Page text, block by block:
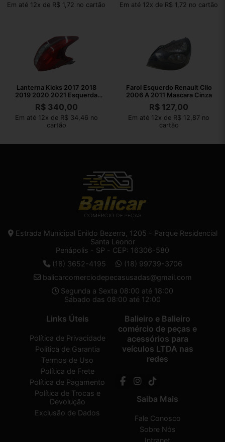
Em até 12x de R$ 1,72 no cartão Em até 12x de R$ 1,72 no cartão
Lanterna Kicks 2017 2018
2019 2020 2021 Esquerda
Original
R$340,00
Em até 12x de R$ 34,46 no
cartão
Farol Esquerdo Renault Clio
2006 A 2011 Mascara Cinza
R$ 127,00
Em até 12x de R$ 12,87 no
cartão
Estrada Municipal Enildo Bezerra, 1205 - Parque Residencial
Santa Leonor
Penápolis - SP - CEP: 16306-580
(18) 3652-4195
(18) 99739-3706
balicarcomerciodepecasusadas@gmail.com
Segunda a Sexta 08:00 até 18:00
Sábado das 08:00 até 12:00
Links Úteis
Política de Privacidade
Política de Garantia
Termos de Uso
Política de Frete
Política de Pagamento
Política de Trocas e
Devolução
Exclusão de Dados
Balieiro e Balieiro
comércio de peças e
acessórios para
veículos LTDA nas
redes
Saiba Mais
Fale Conosco
Sobre Nós